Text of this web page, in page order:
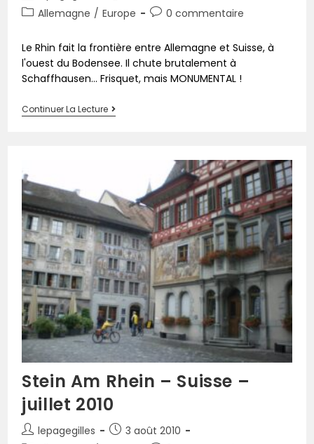
Allemagne / Europe 0 commentaire
Le Rhin fait la frontière entre Allemagne et Suisse, à
l'ouest du Bodensee. Il chute brutalement à
Schaffhausen... Frisquet, mais MONUMENTAL !
Continuer La Lecture
Stein Am Rhein – Suisse –
juillet 2010
lepagegilles
3 août 2010